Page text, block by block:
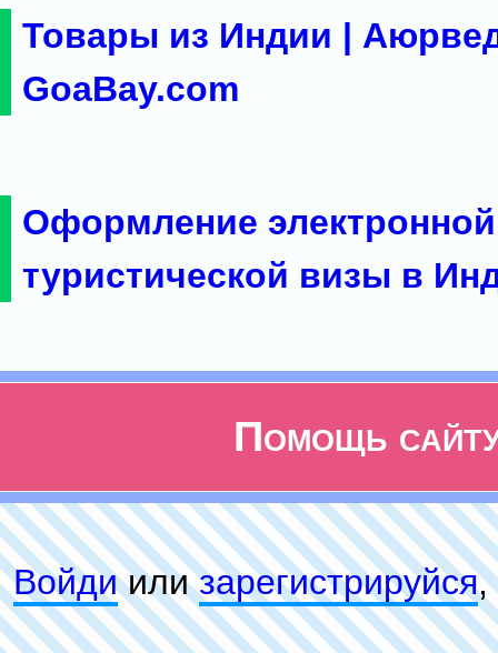
Товары из Индии |
GoaBay.com
Оформление электронной
туристической визы в
Помощь
Войдиилизарeгиcтpируйся,